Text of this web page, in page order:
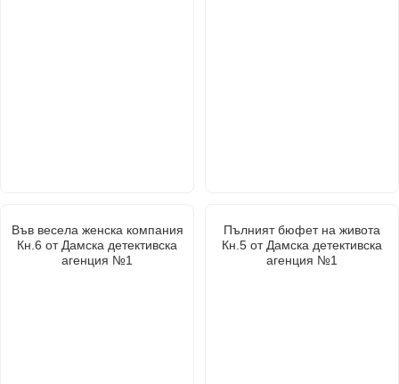
Във весела женска компания
Кн.6 от Дамска детективска
агенция №1
Пълният бюфет на живота
Кн.5 от Дамска детективска
агенция №1